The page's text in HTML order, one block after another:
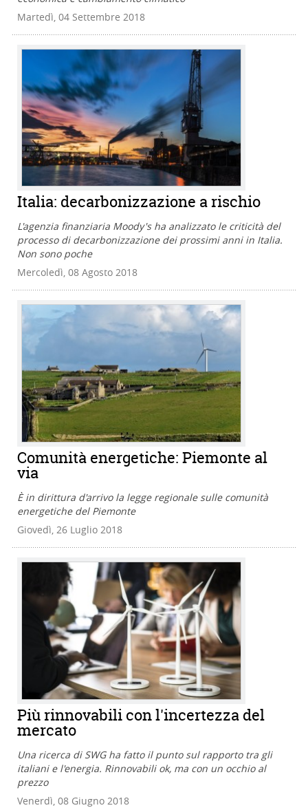
Martedì, 04 Settembre 2018
Italia: decarbonizzazione a rischio
L'agenzia finanziaria Moody's ha analizzato le criticità del
processo di decarbonizzazione dei prossimi anni in Italia.
Non sono poche
Mercoledì, 08 Agosto 2018
Comunità energetiche: Piemonte al
via
È in dirittura d'arrivo la legge regionale sulle comunità
energetiche del Piemonte
Giovedì, 26 Luglio 2018
Più rinnovabili con l'incertezza del
mercato
Una ricerca di SWG ha fatto il punto sul rapporto tra gli
italiani e l'energia. Rinnovabili ok, ma con un occhio al
prezzo
Venerdì, 08 Giugno 2018